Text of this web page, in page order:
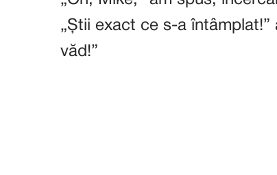
„Știi exact ce s-a
văd!”